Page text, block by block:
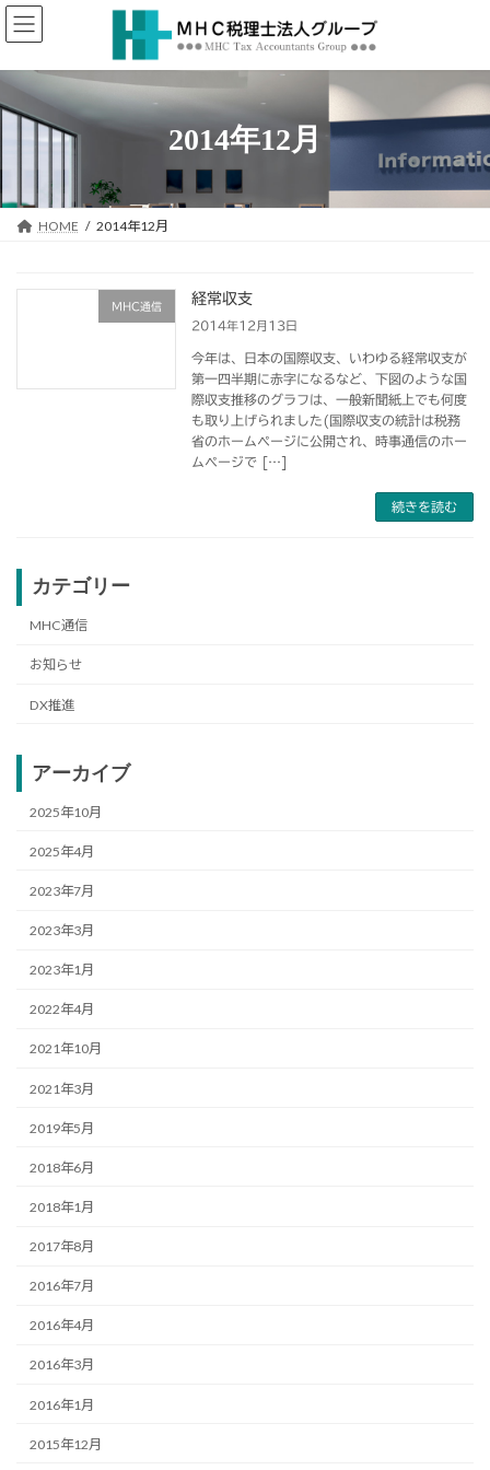
コ
ン
ン
へ
プ
ナ
ビ
ー
ョ
動
2014年12月
HOME 2014年12月
MHC通信 経常収支
2014年12月13日
今年は、日本の国際収支、いわゆる経常収支が
第一四半期に赤字になるなど、下図のような国
際収支推移のグラフは、一般新聞紙上でも何度
も取り上げられました(国際収支の統計は税務
省のホームページに公開され、時事通信のホー
ムページで […]
続きを読む
カテゴリー
MHC通信
お知らせ
DX推進
アーカイブ
2025年10月
2025年4月
2023年7月
2023年3月
2023年1月
2022年4月
2021年10月
2021年3月
2019年5月
2018年6月
2018年1月
2017年8月
2016年7月
2016年4月
2016年3月
2016年1月
2015年12月